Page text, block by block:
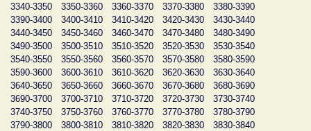
3340-3350
3350-3360 3360-3370 3370-3380
3380-3390
3390-3400
3400-3410 3410-3420 3420-3430
3430-3440
3440-3450
3450-3460 3460-3470 3470-3480
3480-3490
3490-3500
3500-3510 3510-3520 3520-3530
3530-3540
3540-3550
3550-3560 3560-3570 3570-3580
3580-3590
3590-3600
3600-3610 3610-3620 3620-3630
3630-3640
3640-3650
3650-3660 3660-3670 3670-3680
3680-3690
3690-3700
3700-3710 3710-3720 3720-3730
3730-3740
3740-3750
3750-3760 3760-3770 3770-3780
3780-3790
3790-3800
3800-3810 3810-3820 3820-3830
3830-3840